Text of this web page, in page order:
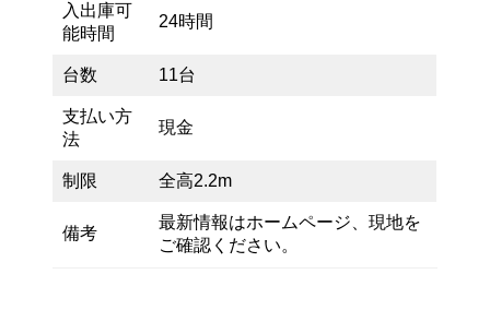
入出庫可
能時間
24時間
台数 11台
支払い方
法
現金
制限 全高2.2m
備考
最新情報はホームページ、現地を
ご確認ください。